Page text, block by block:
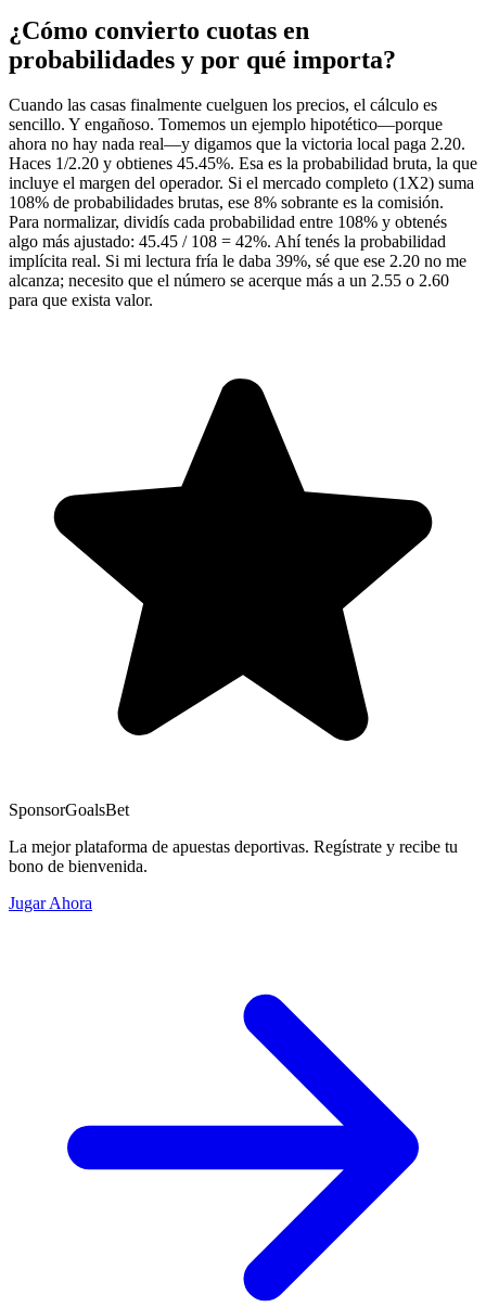
¿Cómo convierto cuotas en
probabilidades y por qué importa?
Cuando las casas finalmente cuelguen los precios, el cálculo es
sencillo. Y engañoso. Tomemos un ejemplo hipotético—porque
ahora no hay nada real—y digamos que la victoria local paga 2.20.
Haces 1/2.20 y obtienes 45.45%. Esa es la probabilidad bruta, la que
incluye el margen del operador. Si el mercado completo (1X2) suma
108% de probabilidades brutas, ese 8% sobrante es la comisión.
Para normalizar, dividís cada probabilidad entre 108% y obtenés
algo más ajustado: 45.45 / 108 = 42%. Ahí tenés la probabilidad
implícita real. Si mi lectura fría le daba 39%, sé que ese 2.20 no me
alcanza; necesito que el número se acerque más a un 2.55 o 2.60
para que exista valor.
SponsorGoalsBet
La mejor plataforma de apuestas deportivas. Regístrate y recibe tu
bono de bienvenida.
Jugar Ahora